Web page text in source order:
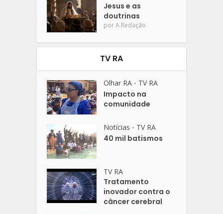
Jesus e as
doutrinas
porA Redação
TV RA
Olhar RA • TV RA
Impacto na
comunidade
Notícias • TV RA
40 mil batismos
TV RA
Tratamento
inovador contra o
câncer cerebral